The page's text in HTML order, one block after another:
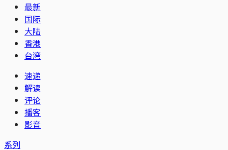
最新
国际
大陆
香港
台湾
速递
解读
评论
播客
影音
系列